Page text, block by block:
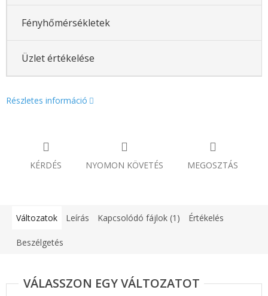
Fényhőmérsékletek
Üzlet értékelése
Részletes információ
KÉRDÉS NYOMON KÖVETÉS MEGOSZTÁS
Változatok Leírás Kapcsolódó fájlok (1) Értékelés
Beszélgetés